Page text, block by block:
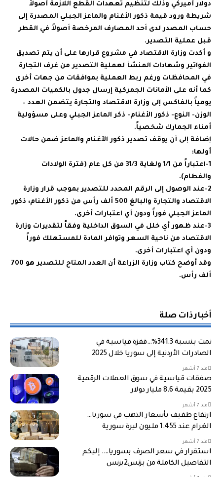
دولار أميركي وذلك لتنظيم تعهدات القطع اللازمة أصولاً
شريطة ورود قيمة ذكور الأغنام والماعز الجبلي المصدرة إلى
حساب المصدر لدى أحد المصارف المرخصة أصولاً في القطر
قبل عملية التصدير.
و أكدت وزارة الاقتصاد في مشروع قرارها على أن يتم تصديق
الفواتير وشهادات المنشأ لعملية التصدير من غرف التجارة
في المحافظات ورغم ربط العملية بموافقات من جهات أخرى
كما أنه على الأمانات الجمركية إرسال جدول بالكميات المصدرة
يومياً بالفاكس إلى وزارة الاقتصاد والتجارة يتضمن العدد –
الوزن- النوع- ذكور الأغنام- ذكر الماعز الجبلي وعلى مسؤولية
أمناء الجمارك شخصياً.
إضافة إلى أن يوقف تصدير ذكور الأغنام والماعز ضمن حالات
أولها:
1-اعتباراً من 1/1 ولغاية 31/3 من كل عام (فترة الولادات
والفطام).
2-عند الوصول إلى الرقم المحدد للتصدير بموجب قرار وزارة
الاقتصاد والتجارة والبالغ 500 ألف رأس من ذكور الأغنام، ذكور
الماعز الجبلي فوراً ودون أي اعتبارات أخرى.
3-عند ظهور أي خلل في السوق الداخلية وفقاً لتقديرات وزارة
الاقتصاد من ناحية السعر وتوافر المادة للمستهلك فوراً
ودون أي اعتبارات أخرى.
وقد أوضح كتاب وزارة الزراعة أن العدد المتاح للتصدير هو 700
ألف رأس.
أخبار ذات صلة
نمت بنسبة 341.3%…قفزة قياسية في
الصادرات الأردنية إلى سوريا خلال 2025
منذ 7 أشهر
صفقات قياسية في سوق العملات الرقمية
2025 بقيمة 8.6 مليار دولار
منذ 7 أشهر
ارتفاع طفيف بأسعار الذهب في سوريا…
الغرام عند 1.455 مليون ليرة سورية
منذ 7 أشهر
استقرار في سعر الصرف بسوريا…. إليكم
التفاصيل الكاملة من بزنس2بزنس